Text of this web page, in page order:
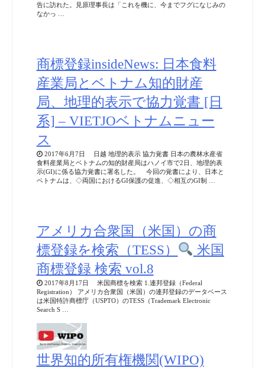
告に訪れた。見原理事長は「これを機に、今までフグになじみの
なかっ …
商標登録insideNews: 日本食料
産業局とベトナム知的財産
局、地理的表示で協力覚書 [日
系] – VIETJOベトナムニュー
ス
2017年6月7日 日越 地理的表示 協力覚書 日本の農林水産省
食料産業局とベトナムの知的財産局はハノイ市で2日、地理的表
示(GI)に係る協力覚書に署名した。 今回の覚書により、日本と
ベトナムは、◇両国におけるGI保護の促進、◇相互のGI制 …
アメリカ合衆国（米国）の商
標登録を検索（TESS）
米国
商標登録 検索 vol.8
2017年8月17日 米国商標を検索 1.連邦登録（Federal
Registration） アメリカ合衆国（米国）の連邦登録のデータベース
は米国特許商標庁（USPTO）のTESS（Trademark Electronic
Search S …
世界知的所有権機関(WIPO)